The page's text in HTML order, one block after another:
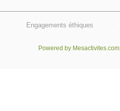
Engagements éthiques
Powered by Mesactivites.com